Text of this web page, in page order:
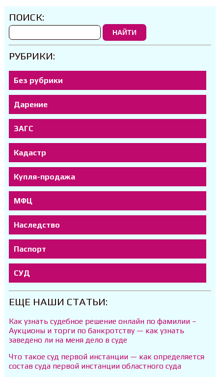
ПОИСК:
НАЙТИ
РУБРИКИ:
Без рубрики
Дарение
ЗАГС
Кадастр
Купля-продажа
МФЦ
Наследство
Паспорт
СУД
ЕЩЕ НАШИ СТАТЬИ:
Как узнать судебное решение онлайн по фамилии –
Аукционы и торги по банкротству — как узнать
заведено ли на меня дело в суде
Что такое суд первой инстанции — как определяется
состав суда первой инстанции областного суда